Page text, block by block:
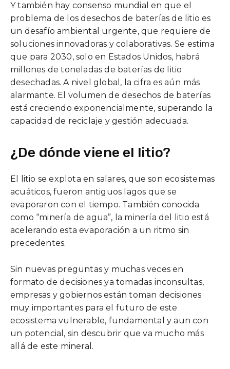
Y también hay consenso mundial en que el
problema de los desechos de baterías de litio es
un desafío ambiental urgente, que requiere de
soluciones innovadoras y colaborativas. Se estima
que para 2030, solo en Estados Unidos, habrá
millones de toneladas de baterías de litio
desechadas. A nivel global, la cifra es aún más
alarmante. El volumen de desechos de baterías
está creciendo exponencialmente, superando la
capacidad de reciclaje y gestión adecuada.
¿De dónde viene el litio?
El litio se explota en salares, que son ecosistemas
acuáticos, fueron antiguos lagos que se
evaporaron con el tiempo. También conocida
como “minería de agua”, la minería del litio está
acelerando esta evaporación a un ritmo sin
precedentes.
Sin nuevas preguntas y muchas veces en
formato de decisiones ya tomadas inconsultas,
empresas y gobiernos están toman decisiones
muy importantes para el futuro de este
ecosistema vulnerable, fundamental y aun con
un potencial, sin descubrir que va mucho más
allá de este mineral.